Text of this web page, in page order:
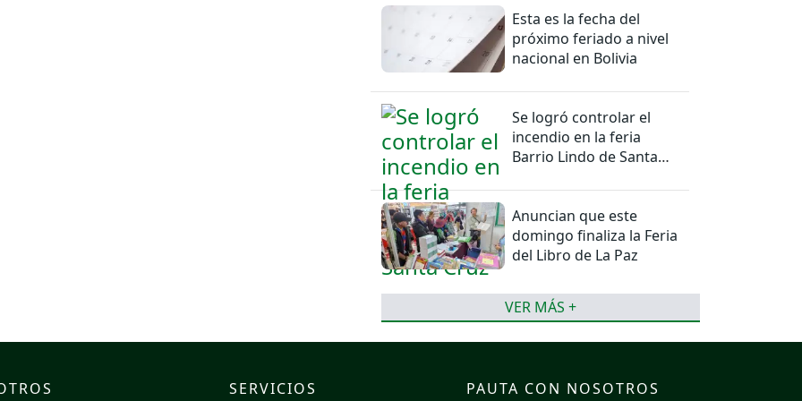
Esta es la fecha del
próximo feriado a nivel
nacional en Bolivia
Se logró controlar el
incendio en la feria
Barrio Lindo de Santa
Anuncian que este
domingo finaliza la Feria
del Libro de La Paz
VER MÁS +
SERVICIOS PAUTA CON NOSOTROS